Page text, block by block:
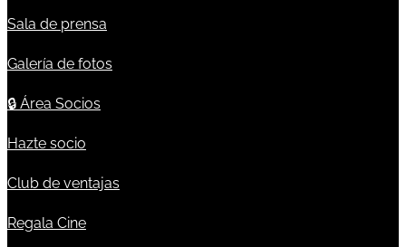
Sala de prensa
Galería de fotos
🔒 Área Socios
Hazte socio
Club de ventajas
Regala Cine